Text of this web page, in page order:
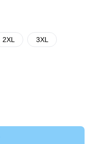
2XL 3XL